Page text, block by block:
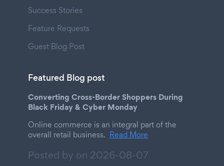
Success Stories
Feature Requests
Guest Blog Post
Featured Blog post
Converting Cross-Border Shoppers During
Black Friday & Cyber Monday
Online commerce is an integral part of the
overall retail business. Read More
Posted by on 2026-08-07